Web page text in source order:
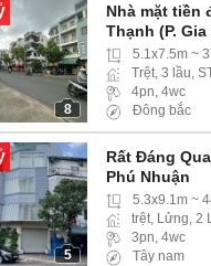
8
Nhà mặt tiền
Thạnh (P.
còn kịp5.1x7.5m ~
Trệt, 3 lầu,
4pn, 4wc
Đông bắc
5
Rất Đáng
Phú Nhuận
5.3x9.1m ~
trệt, Lửng, 2
3pn, 4wc
Tây nam